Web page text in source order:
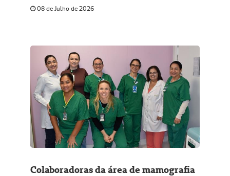
08 de Julho de 2026
Colaboradoras da área de mamografia